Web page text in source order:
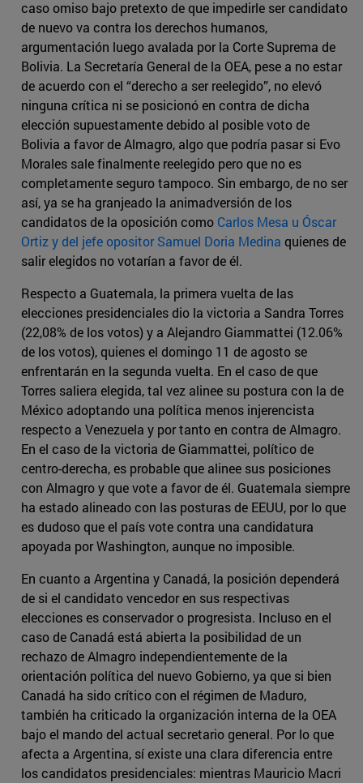
caso omiso bajo pretexto de que impedirle ser candidato
de nuevo va contra los derechos humanos,
argumentación luego avalada por la Corte Suprema de
Bolivia. La Secretaría General de la OEA, pese a no estar
de acuerdo con el “derecho a ser reelegido”, no elevó
ninguna crítica ni se posicionó en contra de dicha
elección supuestamente debido al posible voto de
Bolivia a favor de Almagro, algo que podría pasar si Evo
Morales sale finalmente reelegido pero que no es
completamente seguro tampoco. Sin embargo, de no ser
así, ya se ha granjeado la animadversión de los
candidatos de la oposición como Carlos Mesa u Óscar
Ortiz y del jefe opositor Samuel Doria Medina quienes de
salir elegidos no votarían a favor de él.
Respecto a Guatemala, la primera vuelta de las
elecciones presidenciales dio la victoria a Sandra Torres
(22,08% de los votos) y a Alejandro Giammattei (12.06%
de los votos), quienes el domingo 11 de agosto se
enfrentarán en la segunda vuelta. En el caso de que
Torres saliera elegida, tal vez alinee su postura con la de
México adoptando una política menos injerencista
respecto a Venezuela y por tanto en contra de Almagro.
En el caso de la victoria de Giammattei, político de
centro-derecha, es probable que alinee sus posiciones
con Almagro y que vote a favor de él. Guatemala siempre
ha estado alineado con las posturas de EEUU, por lo que
es dudoso que el país vote contra una candidatura
apoyada por Washington, aunque no imposible.
En cuanto a Argentina y Canadá, la posición dependerá
de si el candidato vencedor en sus respectivas
elecciones es conservador o progresista. Incluso en el
caso de Canadá está abierta la posibilidad de un
rechazo de Almagro independientemente de la
orientación política del nuevo Gobierno, ya que si bien
Canadá ha sido crítico con el régimen de Maduro,
también ha criticado la organización interna de la OEA
bajo el mando del actual secretario general. Por lo que
afecta a Argentina, sí existe una clara diferencia entre
los candidatos presidenciales: mientras Mauricio Macri